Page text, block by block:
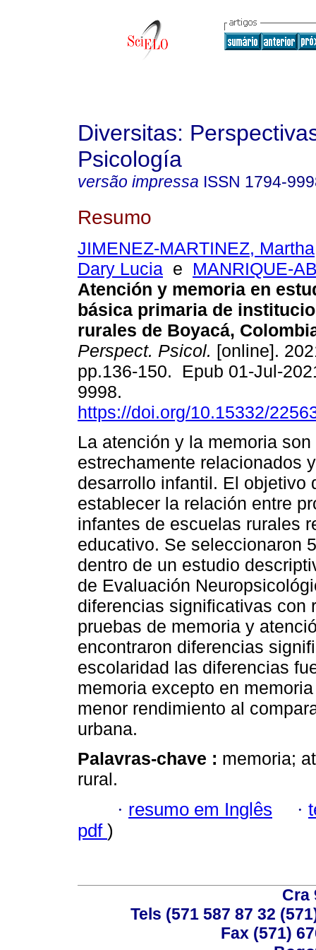
Diversitas:
Psicología
versão impressa ISSN 1794-
Resumo
JIMENEZ-MARTINEZ, Martha
Dary Lucia e MANRIQUE-
Atención y memoria en
básica primaria de
rurales de Boyacá,
Perspect. Psicol. [online].
pp.136-150. Epub 01-Jul-
9998.
https://doi.org/10.15332/
La atención y la memoria
estrechamente relacionados
desarrollo infantil. El objetivo
establecer la relación entre
infantes de escuelas rurales
educativo. Se seleccionaron
dentro de un estudio
de Evaluación
diferencias significativas con
pruebas de memoria y
encontraron diferencias
escolaridad las diferencias
memoria excepto en
menor rendimiento al
urbana.
Palavras-chave : memoria;
rural.
· resumo em Inglês ·
pdf )
Cra
Tels (571 587 87 32
Fax (571)